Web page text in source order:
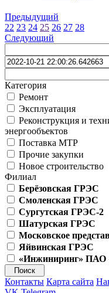
Предыдущий
22 23 24 25 26 27 28
Следующий
Категория
Ремонт
Эксплуатация
Реконструкция и
энергообъектов
Поставка МТР
Прочие закупки
Новое строительство
Филиал
Берёзовская ГРЭС
Смоленская ГРЭС
Сургутская ГРЭС-2
Шатурская ГРЭС
Московское
Яйвинская ГРЭС
«Инжиниринг» ПАО
Контакты Карта сайта